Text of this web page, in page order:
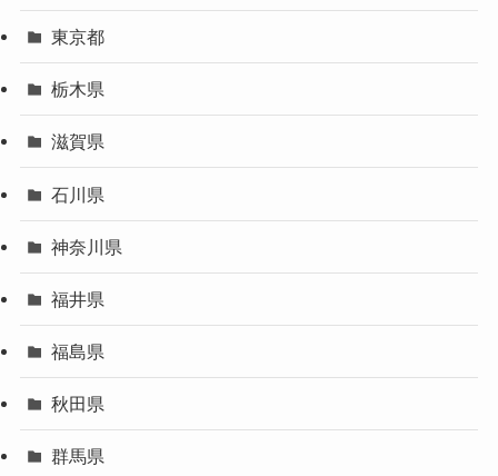
東京都
栃木県
滋賀県
石川県
神奈川県
福井県
福島県
秋田県
群馬県